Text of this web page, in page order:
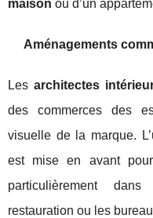
maison ou d’un
Aménagements
Les architectes
des commerces des
visuelle de la marque.
est mise en avant pour
particulièrement
restauration ou les